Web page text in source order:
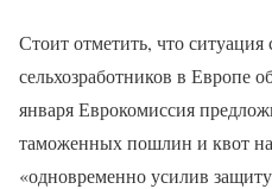
Стоит отметить, что
сельхозработников в Европе
января Еврокомиссия
таможенных пошлин и квот
«одновременно усилив